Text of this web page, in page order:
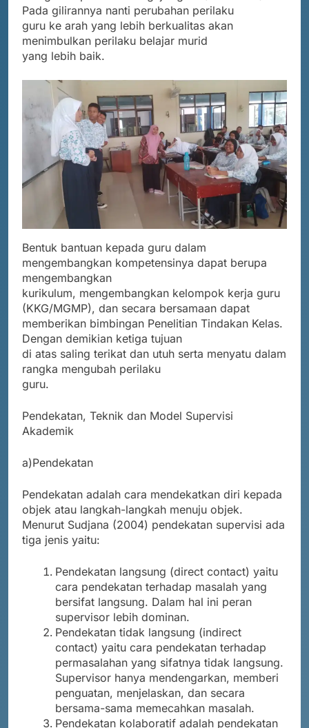
Pada gilirannya nanti perubahan perilaku
guru ke arah yang lebih berkualitas akan
menimbulkan perilaku belajar murid
yang lebih baik.
Bentuk bantuan kepada guru dalam
mengembangkan kompetensinya dapat berupa
mengembangkan
kurikulum, mengembangkan kelompok kerja guru
(KKG/MGMP), dan secara bersamaan dapat
memberikan bimbingan Penelitian Tindakan Kelas.
Dengan demikian ketiga tujuan
di atas saling terikat dan utuh serta menyatu dalam
rangka mengubah perilaku
guru.
Pendekatan, Teknik dan Model Supervisi
Akademik
a)Pendekatan
Pendekatan adalah cara mendekatkan diri kepada
objek atau langkah-langkah menuju objek.
Menurut Sudjana (2004) pendekatan supervisi ada
tiga jenis yaitu:
Pendekatan langsung (direct contact) yaitu
cara pendekatan terhadap masalah yang
bersifat langsung. Dalam hal ini peran
supervisor lebih dominan.
Pendekatan tidak langsung (indirect
contact) yaitu cara pendekatan terhadap
permasalahan yang sifatnya tidak langsung.
Supervisor hanya mendengarkan, memberi
penguatan, menjelaskan, dan secara
bersama-sama memecahkan masalah.
Pendekatan kolaboratif adalah pendekatan